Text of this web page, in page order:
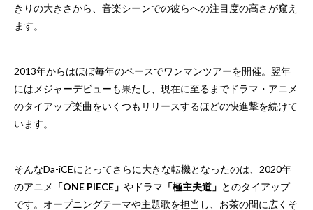
きりの大きさから、音楽シーンでの彼らへの注目度の高さが窺え
ます。
2013年からはほぼ毎年のペースでワンマンツアーを開催。翌年
にはメジャーデビューも果たし、現在に至るまでドラマ・アニメ
のタイアップ楽曲をいくつもリリースするほどの快進撃を続けて
います。
そんなDa-iCEにとってさらに大きな転機となったのは、2020年
のアニメ 「ONE PIECE」 やドラマ 「極主夫道」 とのタイアップ
です。オープニングテーマや主題歌を担当し、お茶の間に広くそ